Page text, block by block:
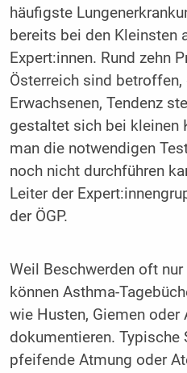
häufigste
bereits bei den Kleinsten
Expert:innen. Rund zehn
Österreich sind
Erwachsenen, Tendenz
gestaltet sich bei kleinen
man die notwendigen
noch nicht durchführen
Leiter der
der ÖGP.
Weil Beschwerden oft
können Asthma-
wie Husten, Giemen oder
dokumentieren. Typische
pfeifende Atmung oder